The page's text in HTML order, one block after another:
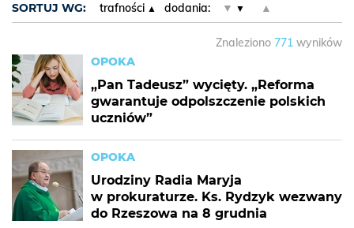
SORTUJ WG: trafności dodania: ▼ ▲
Znaleziono 771 wyników
OPOKA
„Pan Tadeusz” wycięty. „Reforma
gwarantuje odpolszczenie polskich
uczniów”
OPOKA
Urodziny Radia Maryja
w prokuraturze. Ks. Rydzyk wezwany
do Rzeszowa na 8 grudnia